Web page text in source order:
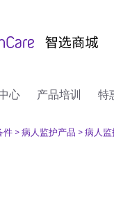
心 产品培训 特
件 > 病人监护产品 > 病人